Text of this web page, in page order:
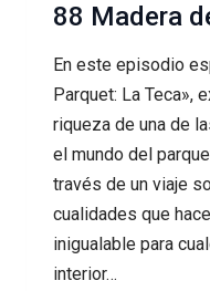
88 Madera
En este episodio
Parquet: La Teca»,
riqueza de una de
el mundo del
través de un viaje
cualidades que
inigualable para
interior…